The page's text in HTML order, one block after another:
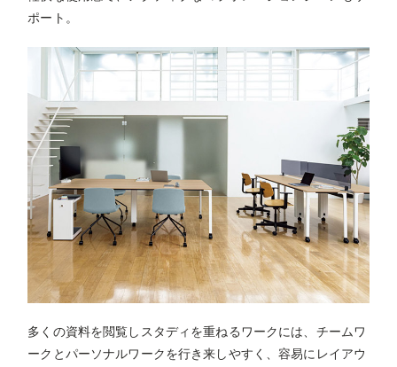
ポート。
多くの資料を閲覧しスタディを重ねるワークには、チームワ
ークとパーソナルワークを行き来しやすく、容易にレイアウ